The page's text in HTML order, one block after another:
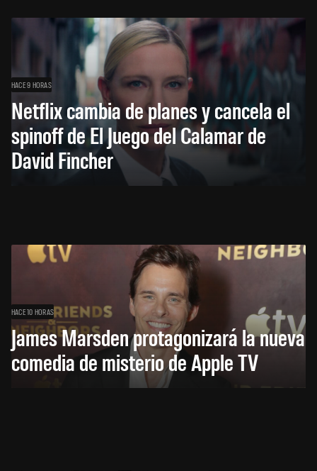
HACE 9 HORAS
Netflix cambia de planes y cancela el
spinoff de El Juego del Calamar de
David Fincher
HACE 10 HORAS
James Marsden protagonizará la nueva
comedia de misterio de Apple TV